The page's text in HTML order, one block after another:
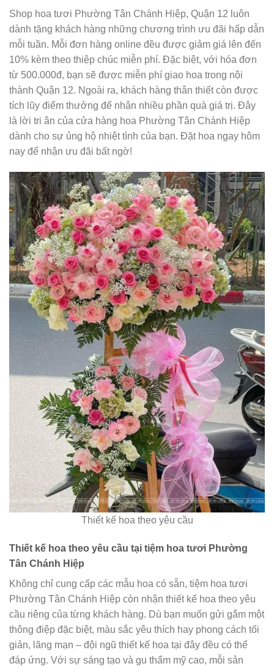
Shop hoa tươi Phường Tân Chánh Hiệp, Quận 12 luôn
dành tặng khách hàng những chương trình ưu đãi hấp dẫn
mỗi tuần. Mỗi đơn hàng online đều được giảm giá lên đến
10% kèm theo thiệp chúc miễn phí. Đặc biệt, với hóa đơn
từ 500.000đ, bạn sẽ được miễn phí giao hoa trong nội
thành Quận 12. Ngoài ra, khách hàng thân thiết còn được
tích lũy điểm thưởng để nhận nhiều phần quà giá trị. Đây
là lời tri ân của cửa hàng hoa Phường Tân Chánh Hiệp
dành cho sự ủng hộ nhiệt tình của bạn. Đặt hoa ngay hôm
nay để nhận ưu đãi bất ngờ!
Thiết kế hoa theo yêu cầu
Thiết kế hoa theo yêu cầu tại tiệm hoa tươi Phường
Tân Chánh Hiệp
Không chỉ cung cấp các mẫu hoa có sẵn, tiệm hoa tươi
Phường Tân Chánh Hiệp còn nhận thiết kế hoa theo yêu
cầu riêng của từng khách hàng. Dù bạn muốn gửi gắm một
thông điệp đặc biệt, màu sắc yêu thích hay phong cách tối
giản, lãng mạn – đội ngũ thiết kế hoa tại đây đều có thể
đáp ứng. Với sự sáng tạo và gu thẩm mỹ cao, mỗi sản